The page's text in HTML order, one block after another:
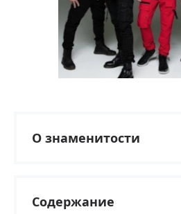
О знаменитости
Содержание